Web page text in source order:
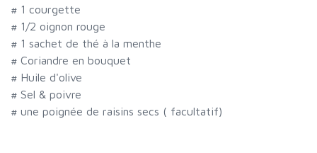
# 1 courgette
# 1/2 oignon rouge
# 1 sachet de thé à la menthe
# Coriandre en bouquet
# Huile d'olive
# Sel & poivre
# une poignée de raisins secs ( facultatif)